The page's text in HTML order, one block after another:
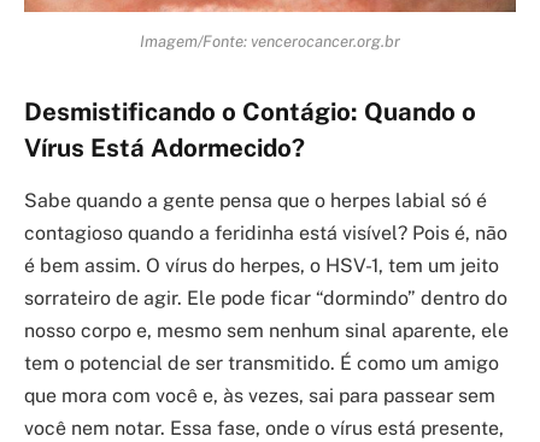
Imagem/Fonte: vencerocancer.org.br
Desmistificando o Contágio: Quando o
Vírus Está Adormecido?
Sabe quando a gente pensa que o herpes labial só é
contagioso quando a feridinha está visível? Pois é, não
é bem assim. O vírus do herpes, o HSV-1, tem um jeito
sorrateiro de agir. Ele pode ficar “dormindo” dentro do
nosso corpo e, mesmo sem nenhum sinal aparente, ele
tem o potencial de ser transmitido. É como um amigo
que mora com você e, às vezes, sai para passear sem
você nem notar. Essa fase, onde o vírus está presente,